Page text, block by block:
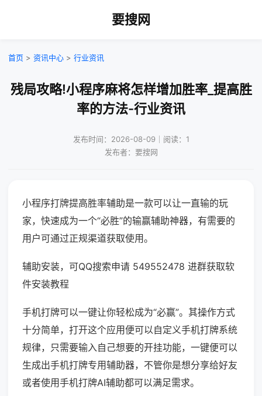
要搜网
首页 > 资讯中心 > 行业资讯
残局攻略!小程序麻将怎样增加胜率_提高胜
率的方法-行业资讯
发布时间：2026-08-09｜阅读：1
发布者：要搜网
小程序打牌提高胜率辅助是一款可以让一直输的玩
家，快速成为一个“必胜”的输赢辅助神器，有需要的
用户可通过正规渠道获取使用。
辅助安装，可QQ搜索申请 549552478 进群获取软
件安装教程
手机打牌可以一键让你轻松成为“必赢”。其操作方式
十分简单，打开这个应用便可以自定义手机打牌系统
规律，只需要输入自己想要的开挂功能，一键便可以
生成出手机打牌专用辅助器，不管你是想分享给好友
或者使用手机打牌AI辅助都可以满足需求。